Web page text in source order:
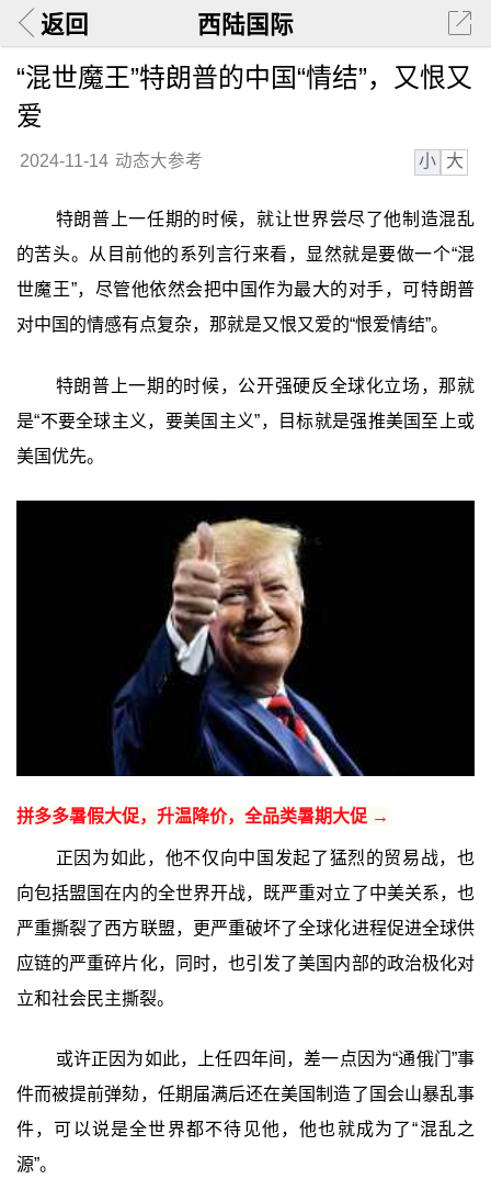
返回 西陆国际
“混世魔王”特朗普的中国“情结”，又恨又
爱
2024-11-14 动态大参考 小 大
特朗普上一任期的时候，就让世界尝尽了他制造混乱
的苦头。从目前他的系列言行来看，显然就是要做一个“混
世魔王”，尽管他依然会把中国作为最大的对手，可特朗普
对中国的情感有点复杂，那就是又恨又爱的“恨爱情结”。
特朗普上一期的时候，公开强硬反全球化立场，那就
是“不要全球主义，要美国主义”，目标就是强推美国至上或
美国优先。
拼多多暑假大促，升温降价，全品类暑期大促 →
正因为如此，他不仅向中国发起了猛烈的贸易战，也
向包括盟国在内的全世界开战，既严重对立了中美关系，也
严重撕裂了西方联盟，更严重破坏了全球化进程促进全球供
应链的严重碎片化，同时，也引发了美国内部的政治极化对
立和社会民主撕裂。
或许正因为如此，上任四年间，差一点因为“通俄门”事
件而被提前弹劾，任期届满后还在美国制造了国会山暴乱事
件，可以说是全世界都不待见他，他也就成为了“混乱之
源”。